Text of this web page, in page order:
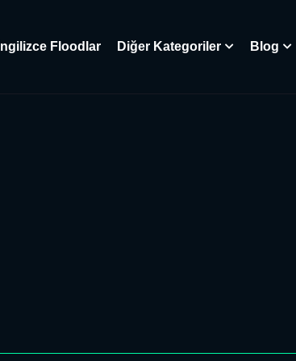
İngilizce Floodlar Diğer Kategoriler Blog